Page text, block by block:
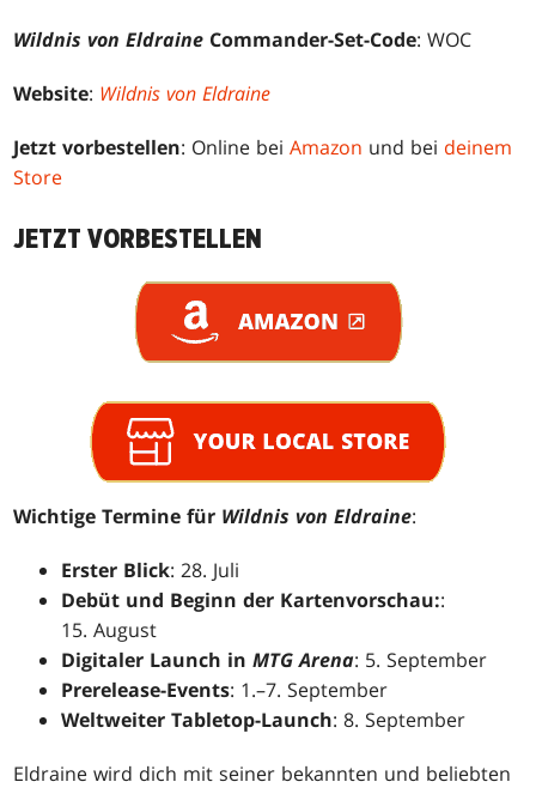
Wildnis von Eldraine Commander-Set-Code: WOC
Website: Wildnis von Eldraine
Jetzt vorbestellen: Online beiAmazon und bei deinem
Store
JETZT VORBESTELLEN
Wichtige Termine für Wildnis von Eldraine:
Erster Blick: 28. Juli
Debüt und Beginn der Kartenvorschau::
15. August
Digitaler Launch inMTG Arena: 5. September
Prerelease-Events: 1.–7. September
Weltweiter Tabletop-Launch: 8. September
Eldraine wird dich mit seiner bekannten und beliebten